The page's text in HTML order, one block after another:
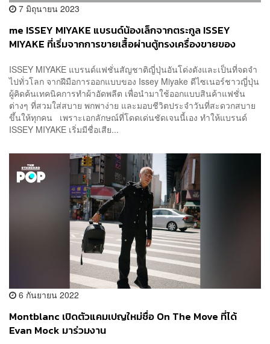
7 มิถุนายน 2023
me ISSEY MIYAKE แบรนด์น้องเล็กจากตระกูล ISSEY
MIYAKE ที่เริ่มจากการขายเสื้อผ่านตู้ทรงเครื่องขายของ
ISSEY MIYAKE แบรนด์แฟชั่นสัญชาติญี่ปุ่นอันโด่งดังและเป็นที่จดจำ
ไปทั่วโลก จากฝีมือการออกแบบของ Issey Miyake ดีไซเนอร์ชาวญี่ปุ่น
ผู้คิดค้นเทคนิคการทำผ้าอัดพลีต เพื่อนำมาใช้ออกแบบสินค้าแฟชั่น
ต่างๆ ที่สวมใส่สบาย พกพาง่าย และมอบชีวิตประจำวันที่สะดวกสบาย
ขึ้นให้ทุกคน เพราะเอกลักษณ์ที่โดดเด่นชัดเจนนี้เอง ทำให้แบรนด์
ISSEY MIYAKE เริ่มมีชื่อเสีย...
6 กันยายน 2022
Montblanc เปิดตัวแคมเปญใหม่ชื่อ On The Move ที่ได้
Evan Mock มาร่วมงาน